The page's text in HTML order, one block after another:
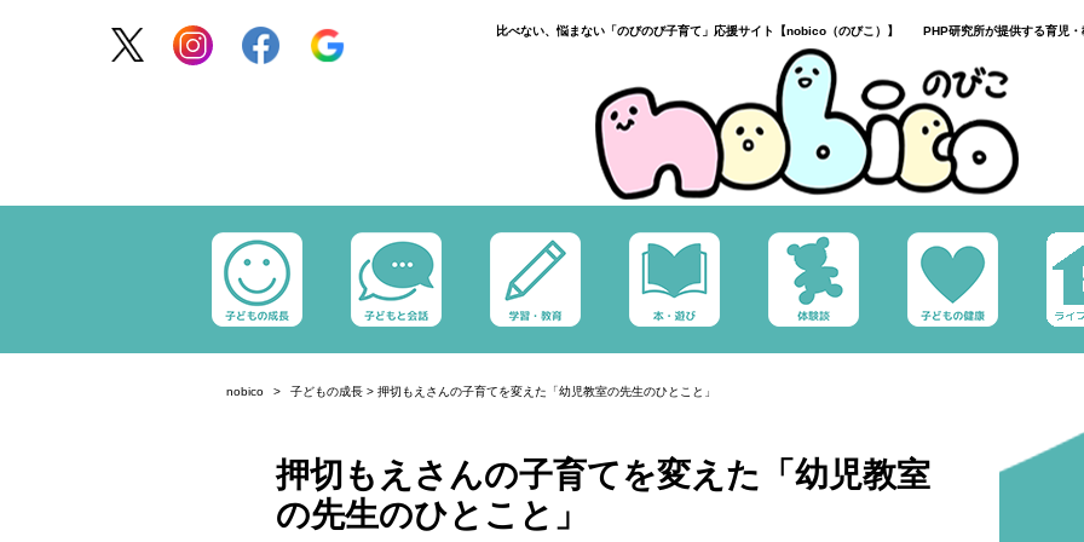
比べない、悩まない「のびのび子育て」応援サイト【nobico（のびこ）】 PHP研究所が提供する育児・
nobico 子どもの成長 > 押切もえさんの子育てを変えた「幼児教室の先生のひとこと」
押切もえさんの子育てを変えた「幼児教室
の先生のひとこと」